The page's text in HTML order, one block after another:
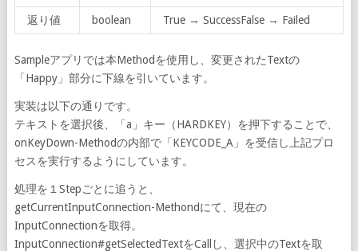
返り値 boolean True → SuccessFalse → Failed
Sampleアプリでは本Methodを使用し、変更されたTextの
「Happy」部分に下線を引いています。
実装は以下の通りです。
テキストを選択後、「a」キー（HARDKEY）を押下することで、
onKeyDown-Methodの内部で「KEYCODE_A」を受信し上記プロ
セスを実行するようにしています。
処理を１Stepごとに追うと、
getCurrentInputConnection-Methondにて、現在の
InputConnectionを取得。
InputConnection#getSelectedTextをCallし、選択中のTextを取